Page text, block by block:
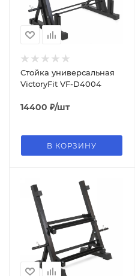
Стойка универсальная
VictoryFit VF-D4004
14400 ₽/шт
В КОРЗИНУ